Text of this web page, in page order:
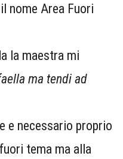
nome Area Fuori
la maestra mi
ma tendi ad
e necessario proprio
tema ma alla